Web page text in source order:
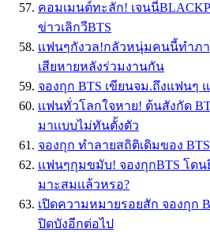
คอมเมนต์ทะลัก! เจนนี่
ข่าวเลิกวีBTS
เเฟนๆกังวล!กลัวหนุ่มคนนี้ทำภ
เสียหายหลังร่วมงานกัน
จองกุก BTS เขียนจม.ถึงแฟนๆ
เเฟนทั่วโลกใจหาย! ต้นสังกัด
มาเเบบไม่ทันตั้งตัว
จองกุก ทำลายสถิติเดิมของ BTS
เเฟนๆกุมขมับ! จองกุกBTS โดน
มาะสมเเล้วหรอ?
เปิดความหมายรอยสัก จองกุก
ปิดบังอีกต่อไป